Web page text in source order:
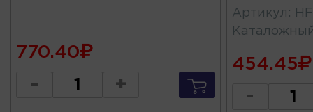
770.40
- +
Артикул :
454.45
-